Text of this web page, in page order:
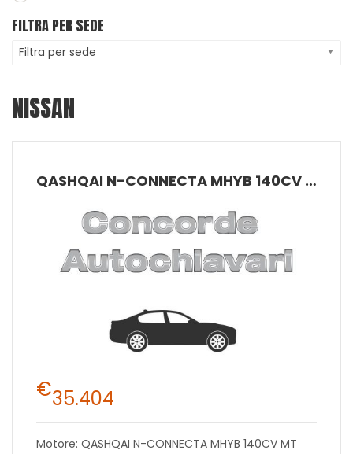
FILTRA PER SEDE
Filtra per sede
NISSAN
QASHQAI N-CONNECTA MHYB 140CV MT 2W
€35.404
Motore: QASHQAI N-CONNECTA MHYB 140CV MT